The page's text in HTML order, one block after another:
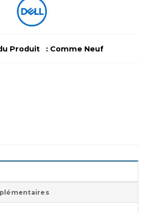
Produit : Comme Neuf